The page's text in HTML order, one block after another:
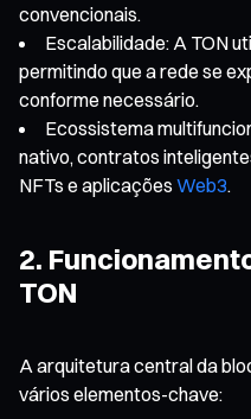
convencionais.
Escalabilidade: A TON
permitindo que a rede se
conforme necessário.
Ecossistema
nativo, contratos
NFTs e aplicações Web3.
2.
TON
A arquitetura central da
vários elementos-chave: